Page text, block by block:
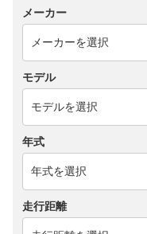
メーカー
モデル
年式
走行距離